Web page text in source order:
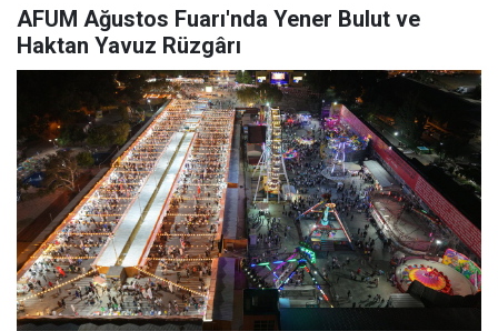
AFUM Ağustos Fuarı'nda Yener Bulut ve
Haktan Yavuz Rüzgârı